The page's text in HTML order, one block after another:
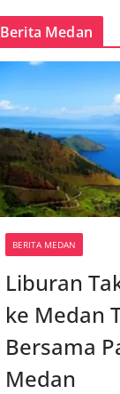
Berita Medan
BERITA MEDAN
Liburan
ke Medan
Bersama
Medan